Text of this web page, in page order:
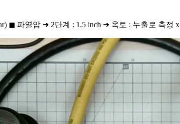
◼ 파열압 ➜ 2단계 : 1.5 inch ➜ 옥토 : 누출로 측정 x